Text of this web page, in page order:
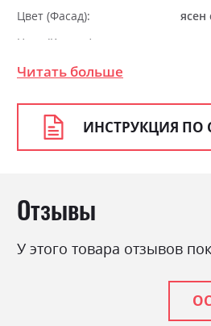
Цвет (Фасад):
ясен
Цвет (Корпус):
Цвет материала
Материал
Читать больше
ИНСТРУКЦИЯ ПО
Отзывы
У этого товара отзывов